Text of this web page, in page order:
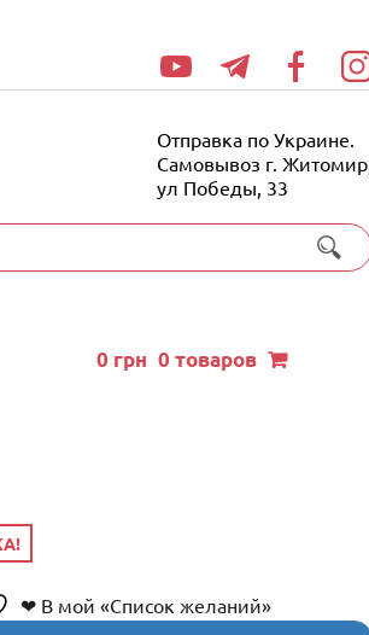
Отправка по Украине.
Самовывоз г. Житомир,
ул Победы, 33
0 грн 0 товаров
❤ В мой «Список желаний»